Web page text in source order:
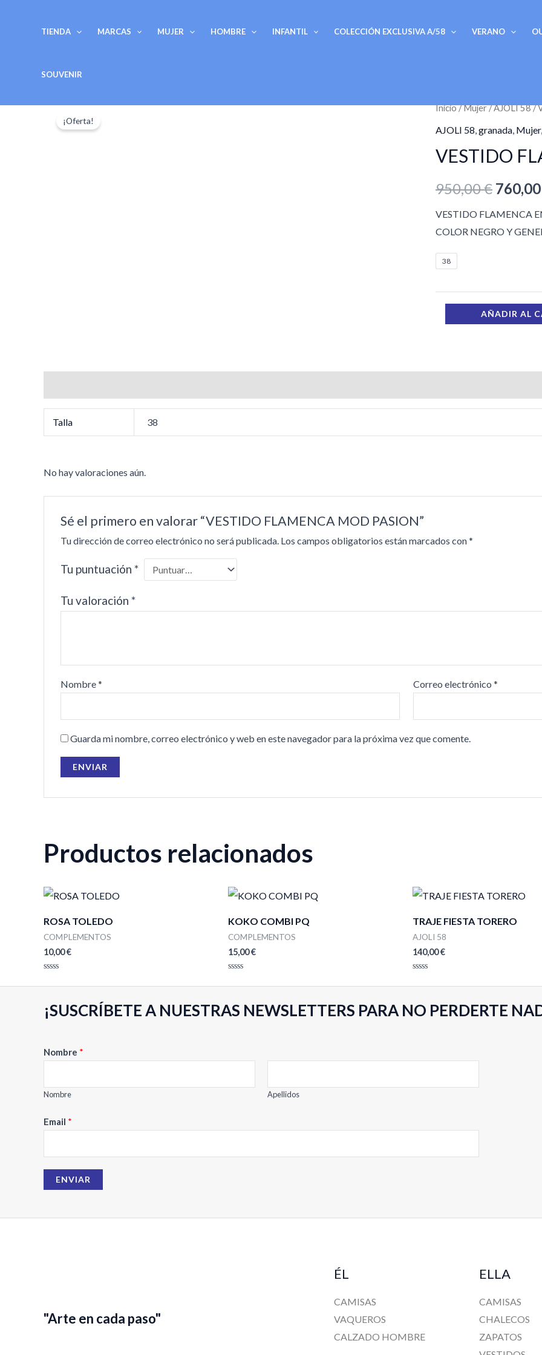
TIENDA MARCAS MUJER HOMBRE INFANTIL COLECCIÓN EXCLUSIVA A/58 VERANO
SOUVENIR
¡Oferta!
Inicio/Mujer/AJOLI 58/
AJOLI 58 granada Mujer,
VESTIDO
950,00€
El
precio
original
era:
760,00
VESTIDO FLAMENCA
COLOR NEGRO Y
38
VESTIDO
FLAMENCA
PASION
AÑADIR AL
Talla 38
No hay valoraciones aún.
Sé el primero en valorar “VESTIDO FLAMENCA MOD PASION”
Tu dirección de correo electrónico no será publicada. Los campos obligatorios están marcados con*
Tu puntuación *
Tu valoración *
Nombre* Correo electrónico*
Guarda mi nombre, correo electrónico y web en este navegador para la próxima vez que comente.
Productos relacionados
ROSA TOLEDO
COMPLEMENTOS
10,00€
con
5
KOKO COMBI PQ
COMPLEMENTOS
15,00€
con
5
TRAJE FIESTA TORERO
AJOLI 58
140,00€
con
5
¡SUSCRÍBETE A NUESTRAS NEWSLETTERS PARA NO PERDERTE
Nombre *
Nombre Apellidos
m
Email *
ENVIAR
"Arte en cada paso"
ÉL
CAMISAS
VAQUEROS
CALZADO HOMBRE
ELLA
CAMISAS
CHALECOS
ZAPATOS